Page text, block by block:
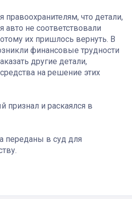
что детали,
авто не соответствовали
их пришлось вернуть. В
финансовые трудности
другие детали,
на решение этих
и раскаялся в
переданы в суд для